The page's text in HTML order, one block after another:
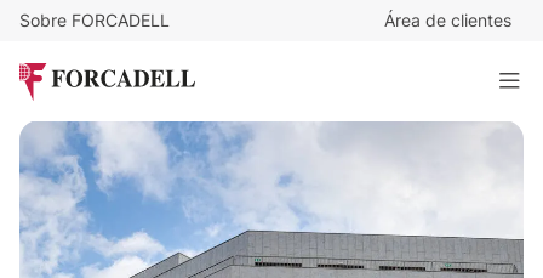
Sobre FORCADELL Área de clientes
PROVENÇA 206
1.017 m²